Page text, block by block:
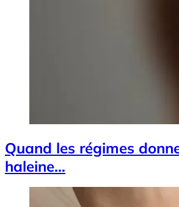
Quand les régimes
haleine…